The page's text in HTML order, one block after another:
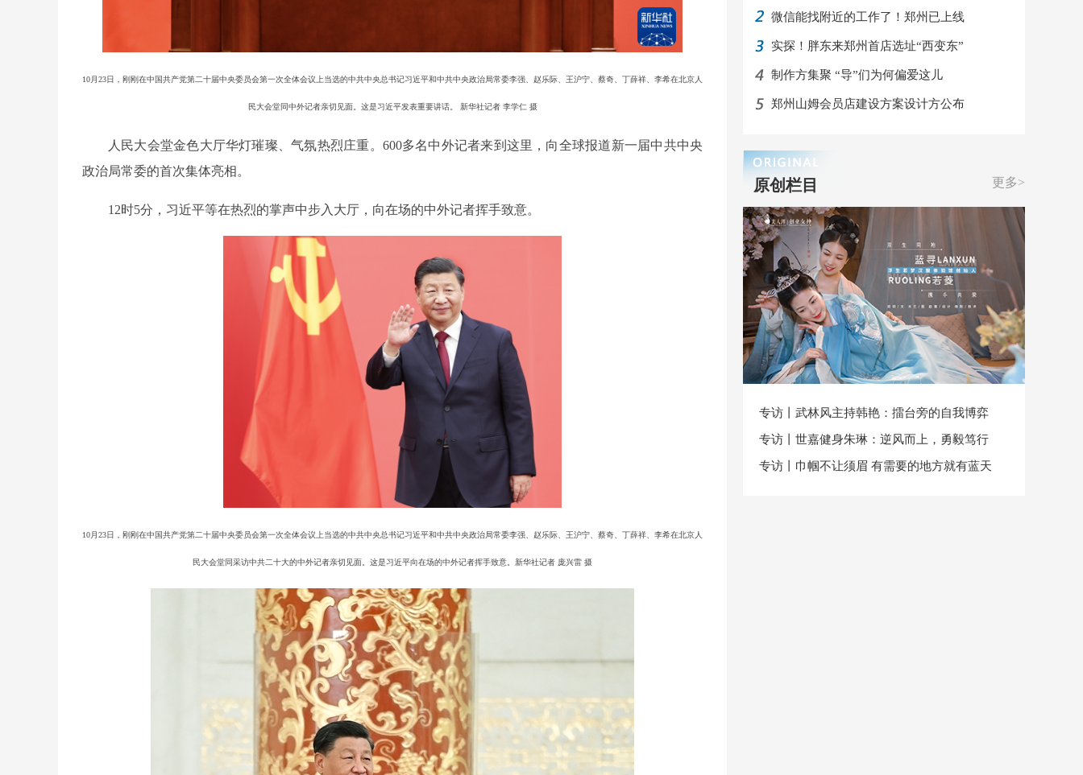
10月23日，刚刚在中国共产党第二十届中央委员会第一次全体会议上当选的中共中央总书记习近平和中共中央政治局常委李强、赵乐际、王沪宁、蔡奇、丁薛祥、李希在北京人
民大会堂同中外记者亲切见面。这是习近平发表重要讲话。 新华社记者 李学仁 摄
人民大会堂金色大厅华灯璀璨、气氛热烈庄重。600多名中外记者来到这里，向全球报道新一届中共中央
政治局常委的首次集体亮相。
12时5分，习近平等在热烈的掌声中步入大厅，向在场的中外记者挥手致意。
10月23日，刚刚在中国共产党第二十届中央委员会第一次全体会议上当选的中共中央总书记习近平和中共中央政治局常委李强、赵乐际、王沪宁、蔡奇、丁薛祥、李希在北京人
民大会堂同采访中共二十大的中外记者亲切见面。这是习近平向在场的中外记者挥手致意。新华社记者 庞兴雷 摄
微信能找附近的工作了！郑州已上线
实探！胖东来郑州首店选址“西变东”
制作方集聚 “导”们为何偏爱这儿
郑州山姆会员店建设方案设计方公布
更多>
原创栏目
专访丨武林风主持韩艳：擂台旁的自我博弈
专访丨世嘉健身朱琳：逆风而上，勇毅笃行
专访丨巾帼不让须眉 有需要的地方就有蓝天